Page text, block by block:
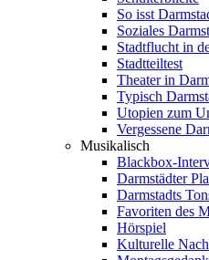
So isst
Soziales
Stadtflucht in
Stadtteiltest
Theater in
Typisch
Utopien zum
Vergessene
Musikalisch
Blackbox-
Darmstädter
Darmstadts
Favoriten des
Hörspiel
Kulturelle